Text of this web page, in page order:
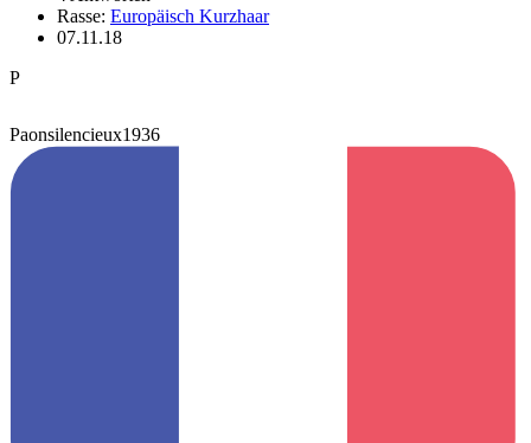
Rasse: Europäisch Kurzhaar
07.11.18
P
Paonsilencieux1936